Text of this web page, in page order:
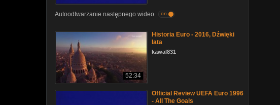
Autoodtwarzanie następnego wideo on
52:34
Historia Euro - 2016, Dźwięki
lata
kawal831
Official Review UEFA Euro 1996
- All The Goals